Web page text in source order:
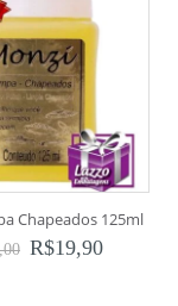
Chapeados 125ml
R$19,90